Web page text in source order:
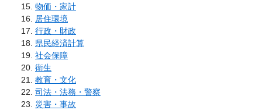
物価・家計
居住環境
行政・財政
県民経済計算
社会保障
衛生
教育・文化
司法・法務・警察
災害・事故